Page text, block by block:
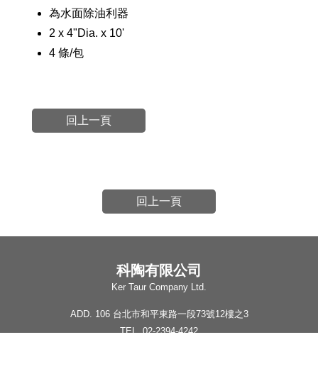
為水面除油利器
2 x 4"Dia. x 10'
4 條/包
回上一頁
回上一頁
科陶有限公司
Ker Taur Company Ltd.
ADD. 106 台北市和平東路一段73號12樓之3
TEL. 02-2394-4242